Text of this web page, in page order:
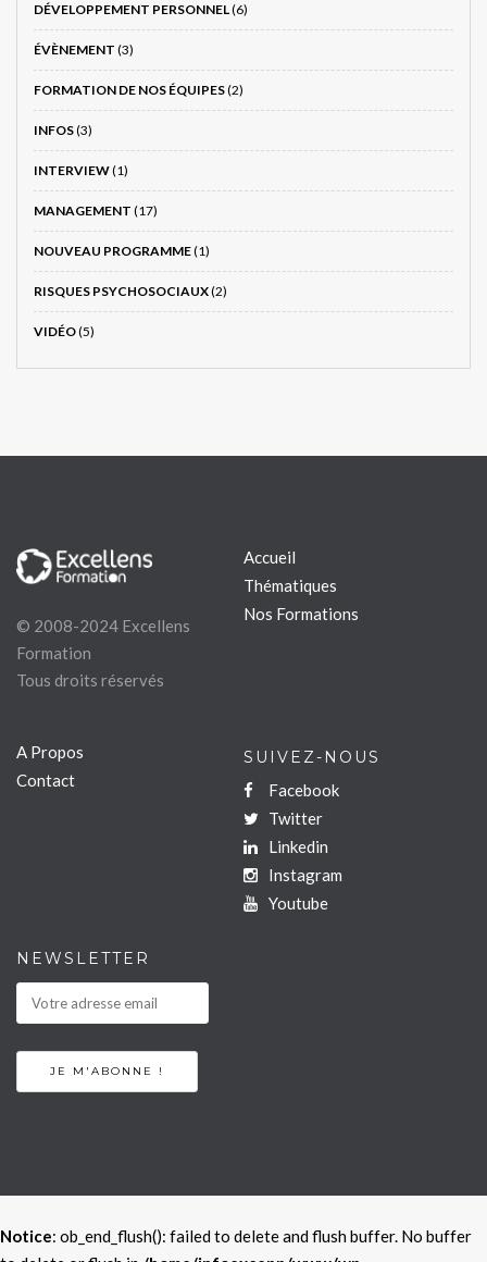
DÉVELOPPEMENT PERSONNEL(6)
ÉVÈNEMENT (3)
FORMATION DE NOS ÉQUIPES(2)
INFOS(3)
INTERVIEW(1)
MANAGEMENT (17)
NOUVEAU PROGRAMME(1)
RISQUES PSYCHOSOCIAUX(2)
VIDÉO(5)
© 2008-2024 Excellens
Formation
Tous droits réservés
Accueil
Thématiques
Nos Formations
A Propos
Contact
SUIVEZ-NOUS
Facebook
Twitter
Linkedin
Instagram
Youtube
NEWSLETTER
Notice: ob_end_flush(): failed to delete and flush buffer. No buffer